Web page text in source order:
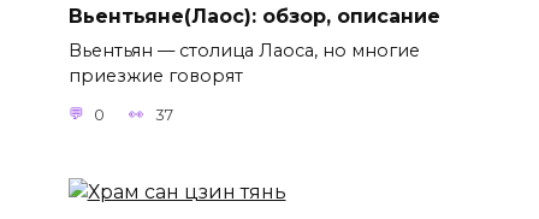
Вьентьяне(Лаос): обзор, описание
Вьентьян — столица Лаоса, но многие
приезжие говорят
0 37